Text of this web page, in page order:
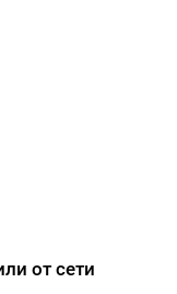
от сети